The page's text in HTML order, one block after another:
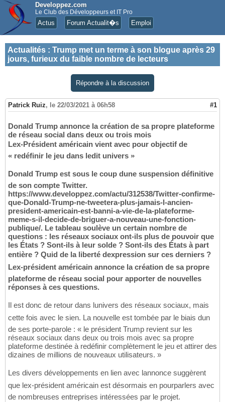
Developpez.com
Le Club des Développeurs et IT Pro
Actus Forum Actualit�s Emploi
Actualités : Trump met un terme à son blogue après 29
jours, furieux du faible nombre de lecteurs
Répondre à la discussion
Patrick Ruiz, le 22/03/2021 à 06h58 #1
Donald Trump annonce la création de sa propre plateforme
de réseau social dans deux ou trois mois
Lex-Président américain vient avec pour objectif de
« redéfinir le jeu dans ledit univers »
Donald Trump est sous le coup dune suspension définitive
de son compte Twitter.
https://www.developpez.com/actu/312538/Twitter-confirme-
que-Donald-Trump-ne-tweetera-plus-jamais-l-ancien-
president-americain-est-banni-a-vie-de-la-plateforme-
meme-s-il-decide-de-briguer-a-nouveau-une-fonction-
publique/. Le tableau soulève un certain nombre de
questions : les réseaux sociaux ont-ils plus de pouvoir que
les États ? Sont-ils à leur solde ? Sont-ils des États à part
entière ? Quid de la liberté dexpression sur ces derniers ?
Lex-président américain annonce la création de sa propre
plateforme de réseau social pour apporter de nouvelles
réponses à ces questions.
Il est donc de retour dans lunivers des réseaux sociaux, mais
cette fois avec le sien. La nouvelle est tombée par le biais dun
de ses porte-parole : « le président Trump revient sur les
réseaux sociaux dans deux ou trois mois avec sa propre
plateforme destinée à redéfinir complètement le jeu et attirer des
dizaines de millions de nouveaux utilisateurs. »
Les divers développements en lien avec lannonce suggèrent
que lex-président américain est désormais en pourparlers avec
de nombreuses entreprises intéressées par le projet.